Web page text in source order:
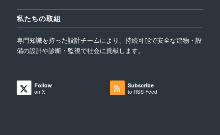
私たちの取組
専門知識を持った設計チームにより、持続可能で安全な建物・設
備の設計や診断・監視で社会に貢献します。
Follow
on X
Subscribe
to RSS Feed